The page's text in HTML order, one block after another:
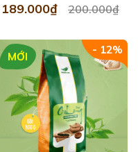
189.000₫ 200.000₫
- 12%
MỚI